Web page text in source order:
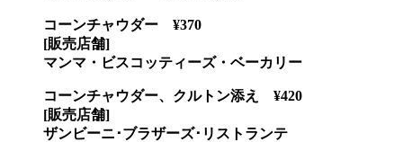
コーンチャウダー ¥370
[販売店舗]
マンマ・ビスコッティーズ・ベーカリー
コーンチャウダー、クルトン添え ¥420
[販売店舗]
ザンビーニ･ブラザーズ･リストランテ